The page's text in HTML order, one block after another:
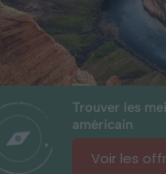
Trouver les
américain
Voir les